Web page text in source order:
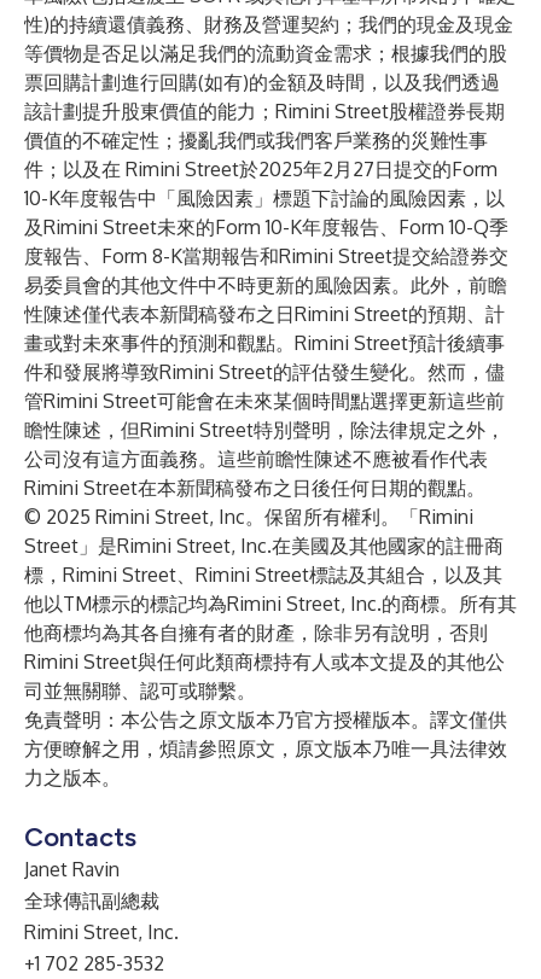
性)的持續還債義務、財務及營運契約；我們的現金及現金
等價物是否足以滿足我們的流動資金需求；根據我們的股
票回購計劃進行回購(如有)的金額及時間，以及我們透過
該計劃提升股東價值的能力；Rimini Street股權證券長期
價值的不確定性；擾亂我們或我們客戶業務的災難性事
件；以及在 Rimini Street於2025年2月27日提交的Form
10-K年度報告中「風險因素」標題下討論的風險因素，以
及Rimini Street未來的Form 10-K年度報告、Form 10-Q季
度報告、Form 8-K當期報告和Rimini Street提交給證券交
易委員會的其他文件中不時更新的風險因素。此外，前瞻
性陳述僅代表本新聞稿發布之日Rimini Street的預期、計
畫或對未來事件的預測和觀點。Rimini Street預計後續事
件和發展將導致Rimini Street的評估發生變化。然而，儘
管Rimini Street可能會在未來某個時間點選擇更新這些前
瞻性陳述，但Rimini Street特別聲明，除法律規定之外，
公司沒有這方面義務。這些前瞻性陳述不應被看作代表
Rimini Street在本新聞稿發布之日後任何日期的觀點。
© 2025 Rimini Street, Inc。保留所有權利。「Rimini
Street」是Rimini Street, Inc.在美國及其他國家的註冊商
標，Rimini Street、Rimini Street標誌及其組合，以及其
他以TM標示的標記均為Rimini Street, Inc.的商標。所有其
他商標均為其各自擁有者的財產，除非另有說明，否則
Rimini Street與任何此類商標持有人或本文提及的其他公
司並無關聯、認可或聯繫。
免責聲明：本公告之原文版本乃官方授權版本。譯文僅供
方便瞭解之用，煩請參照原文，原文版本乃唯一具法律效
力之版本。
Contacts
Janet Ravin
全球傳訊副總裁
Rimini Street, Inc.
+1 702 285-3532